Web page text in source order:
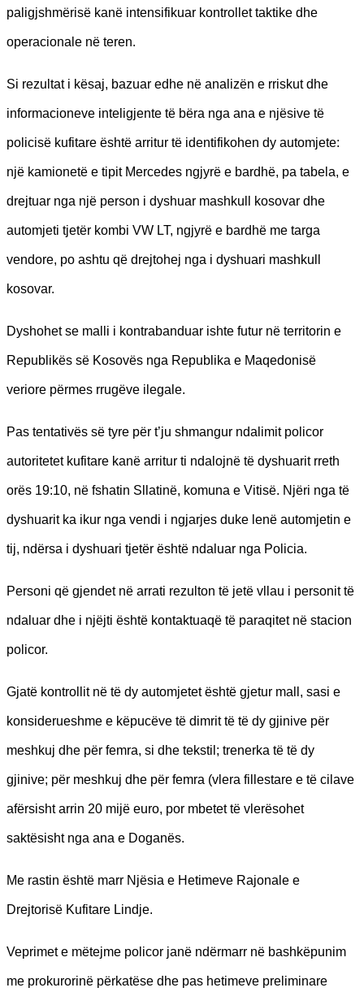
paligjshmërisë kanë intensifikuar kontrollet taktike dhe
operacionale në teren.
Si rezultat i kësaj, bazuar edhe në analizën e rriskut dhe
informacioneve inteligjente të bëra nga ana e njësive të
policisë kufitare është arritur të identifikohen dy automjete:
një kamionetë e tipit Mercedes ngjyrë e bardhë, pa tabela, e
drejtuar nga një person i dyshuar mashkull kosovar dhe
automjeti tjetër kombi VW LT, ngjyrë e bardhë me targa
vendore, po ashtu që drejtohej nga i dyshuari mashkull
kosovar.
Dyshohet se malli i kontrabanduar ishte futur në territorin e
Republikës së Kosovës nga Republika e Maqedonisë
veriore përmes rrugëve ilegale.
Pas tentativës së tyre për t’ju shmangur ndalimit policor
autoritetet kufitare kanë arritur ti ndalojnë të dyshuarit rreth
orës 19:10, në fshatin Sllatinë, komuna e Vitisë. Njëri nga të
dyshuarit ka ikur nga vendi i ngjarjes duke lenë automjetin e
tij, ndërsa i dyshuari tjetër është ndaluar nga Policia.
Personi që gjendet në arrati rezulton të jetë vllau i personit të
ndaluar dhe i njëjti është kontaktuaqë të paraqitet në stacion
policor.
Gjatë kontrollit në të dy automjetet është gjetur mall, sasi e
konsiderueshme e këpucëve të dimrit të të dy gjinive për
meshkuj dhe për femra, si dhe tekstil; trenerka të të dy
gjinive; për meshkuj dhe për femra (vlera fillestare e të cilave
afërsisht arrin 20 mijë euro, por mbetet të vlerësohet
saktësisht nga ana e Doganës.
Me rastin është marr Njësia e Hetimeve Rajonale e
Drejtorisë Kufitare Lindje.
Veprimet e mëtejme policor janë ndërmarr në bashkëpunim
me prokurorinë përkatëse dhe pas hetimeve preliminare